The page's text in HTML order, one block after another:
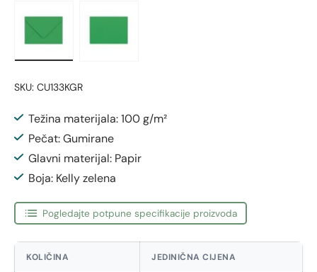
SKU: CU133KGR
Težina materijala: 100 g/m²
Pečat: Gumirane
Glavni materijal: Papir
Boja: Kelly zelena
Pogledajte potpune specifikacije proizvoda
KOLIČINA JEDINIČNA CIJENA